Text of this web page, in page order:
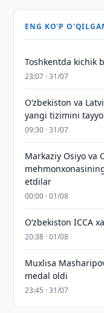
ENG KO'P
Toshkentda kichik
23:07 · 31/07
Oʻzbekiston va
yangi tizimini
09:30 · 31/07
Markaziy Osiyo va
etdilar
00:00 · 01/08
O‘zbekiston ICCA
20:38 · 01/08
Muxlisa
medal oldi
23:45 · 31/07